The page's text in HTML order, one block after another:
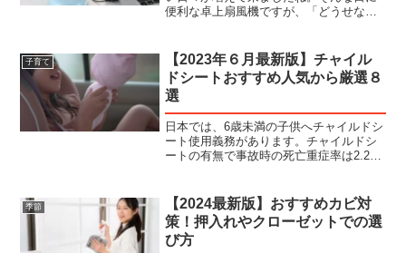
便利な卓上扇風機ですが、「どうせな
いい卓上扇風機を紹介します。卓上扇風
機の設置タイプに気を...
子育て
【2023年６月最新版】チャイル
ドシートおすすめ人気から厳選８
選
日本では、6歳未満の子供へチャイルドシ
ート使用義務があります。チャイルドシ
ートの有無で事故時の死亡重症率は2.2倍
THE S Plus 79,200円指一本でも簡...
季節
【2024最新版】おすすめカビ対
策！押入れやクローゼットでの選
び方